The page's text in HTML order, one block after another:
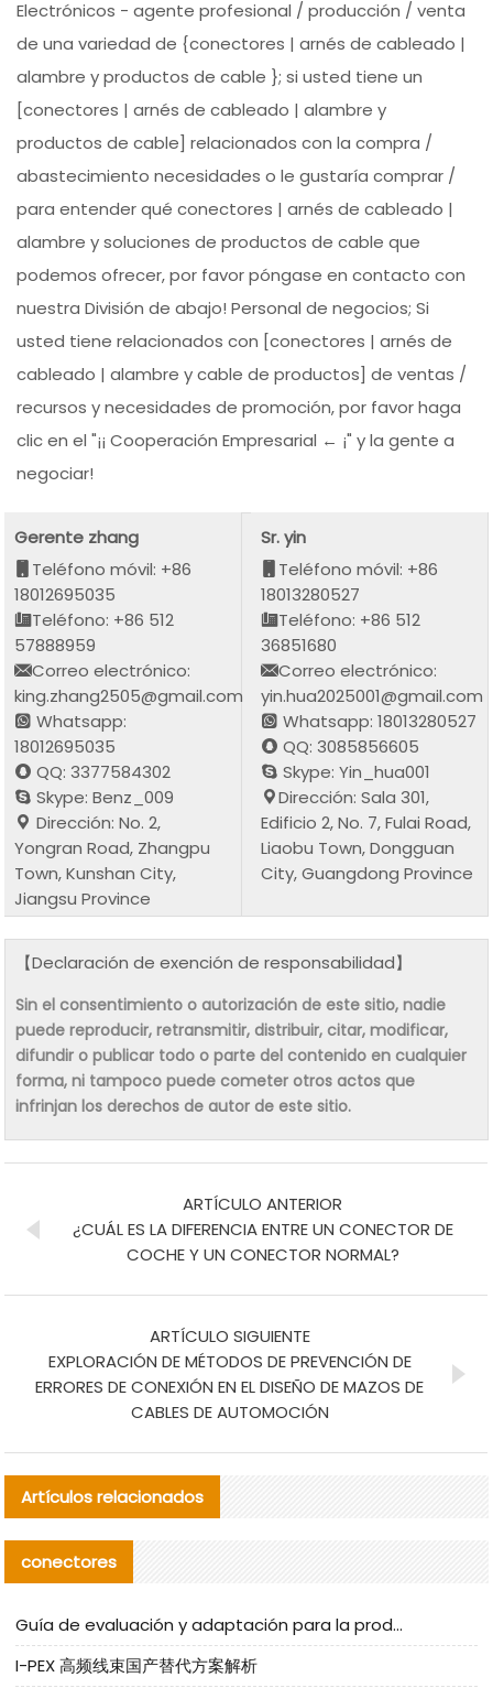
Electrónicos - agente profesional / producción / venta
de una variedad de {conectores | arnés de cableado |
alambre y productos de cable }; si usted tiene un
[conectores | arnés de cableado | alambre y
productos de cable] relacionados con la compra /
abastecimiento necesidades o le gustaría comprar /
para entender qué conectores | arnés de cableado |
alambre y soluciones de productos de cable que
podemos ofrecer, por favor póngase en contacto con
nuestra División de abajo! Personal de negocios; Si
usted tiene relacionados con [conectores | arnés de
cableado | alambre y cable de productos] de ventas /
recursos y necesidades de promoción, por favor haga
clic en el "¡¡ Cooperación Empresarial ← ¡" y la gente a
negociar!
Gerente zhang
Teléfono móvil: +86
18012695035
Teléfono: +86 512
57888959
Correo electrónico:
king.zhang2505@gmail.com
Whatsapp:
18012695035
QQ: 3377584302
Skype: Benz_009
Dirección: No. 2,
Yongran Road, Zhangpu
Town, Kunshan City,
Jiangsu Province
Sr. yin
Teléfono móvil: +86
18013280527
Teléfono: +86 512
36851680
Correo electrónico:
yin.hua2025001@gmail.com
Whatsapp: 18013280527
QQ: 3085856605
Skype: Yin_hua001
Dirección: Sala 301,
Edificio 2, No. 7, Fulai Road,
Liaobu Town, Dongguan
City, Guangdong Province
【Declaración de exención de responsabilidad】
Sin el consentimiento o autorización de este sitio, nadie
puede reproducir, retransmitir, distribuir, citar, modificar,
difundir o publicar todo o parte del contenido en cualquier
forma, ni tampoco puede cometer otros actos que
infrinjan los derechos de autor de este sitio.
ARTÍCULO ANTERIOR
¿CUÁL ES LA DIFERENCIA ENTRE UN CONECTOR DE
COCHE Y UN CONECTOR NORMAL?
ARTÍCULO SIGUIENTE
EXPLORACIÓN DE MÉTODOS DE PREVENCIÓN DE
ERRORES DE CONEXIÓN EN EL DISEÑO DE MAZOS DE
CABLES DE AUTOMOCIÓN
Artículos relacionados
conectores
Guía de evaluación y adaptación para la producción en serie de componentes de cables nacionales para CNC Tech
I-PEX 高频线束国产替代方案解析